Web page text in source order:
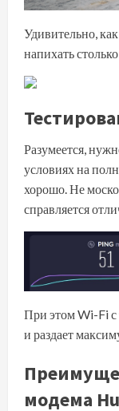
Удивительно,
напихать
Разумеется,
условиях на
хорошо. Не
справляется
При этом Wi-Fi с
и раздает
модема